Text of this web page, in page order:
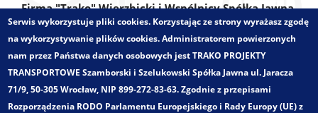
Firma "Trako" Wierzbicki i Wspólnicy Spółka Jawna
zmieniła nazwę na TRAKO PROJEKTY
TRANSPORTOWE SZAMBORSKI I SZELUKOWSKI
Spółka Jawna.
Trako. Wszystkie prawa zastrzeżone!
Serwis wykorzystuje pliki cookies. Korzystając ze strony wyrażasz zgodę
na wykorzystywanie plików cookies. Administratorem powierzonych
nam przez Państwa danych osobowych jest TRAKO PROJEKTY
TRANSPORTOWE Szamborski i Szelukowski Spółka Jawna ul. Jaracza
71/9, 50-305 Wrocław, NIP 899-272-83-63. Zgodnie z przepisami
Rozporządzenia RODO Parlamentu Europejskiego i Rady Europy (UE) z